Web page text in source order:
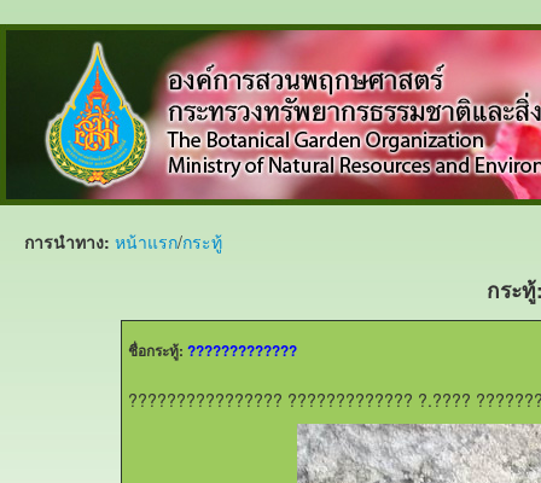
การนำทาง: หน้าแรก/กระทู้
กระ
ชื่อกระทู้: ?????????????
???????????????? ????????????? ?.????